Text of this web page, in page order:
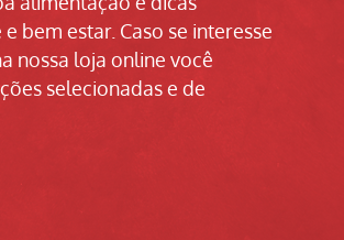
bem estar. Caso se interesse
nossa loja online você
selecionadas e de